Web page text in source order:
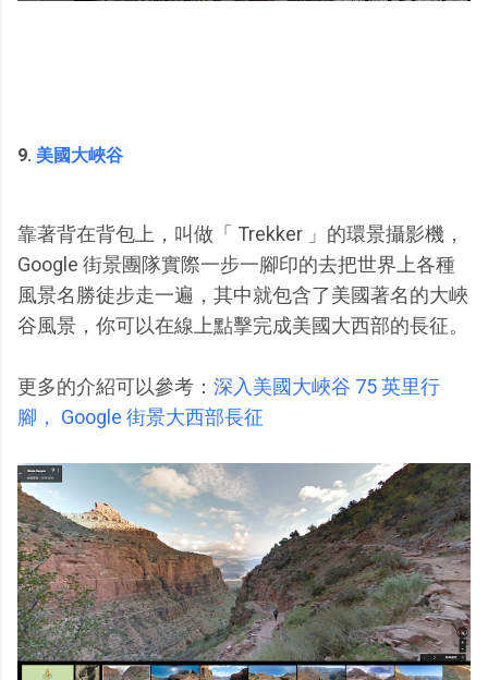
9. 美國大峽谷
靠著背在背包上，叫做「 Trekker 」的環景攝影機，
Google 街景團隊實際一步一腳印的去把世界上各種
風景名勝徒步走一遍，其中就包含了美國著名的大峽
谷風景，你可以在線上點擊完成美國大西部的長征。
更多的介紹可以參考： 深入美國大峽谷 75 英里行
腳， Google 街景大西部長征